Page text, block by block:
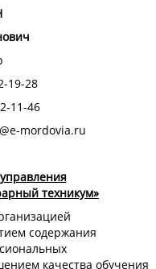
19-28
11-46
mordovia.ru
техникум»
содержания
качества обучения